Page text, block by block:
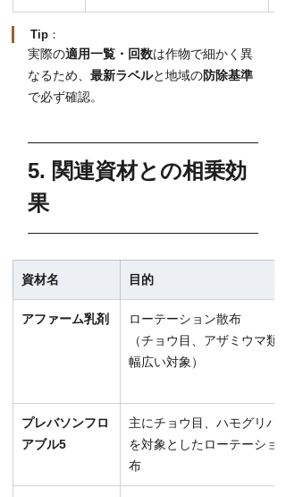
Tip ：
実際の適用一覧・回数は作物で細かく異
なるため、 最新ラベルと地域の防除基準
で必ず確認。
5. 関連資材との相乗効
果
資材名 目的
アファーム乳剤
ローテーション散布
（チョウ目、アザミウマ類
幅広い対象）
プレバソンフロ
アブル5
主にチョウ目、ハモグリバ
を対象としたローテーショ
布